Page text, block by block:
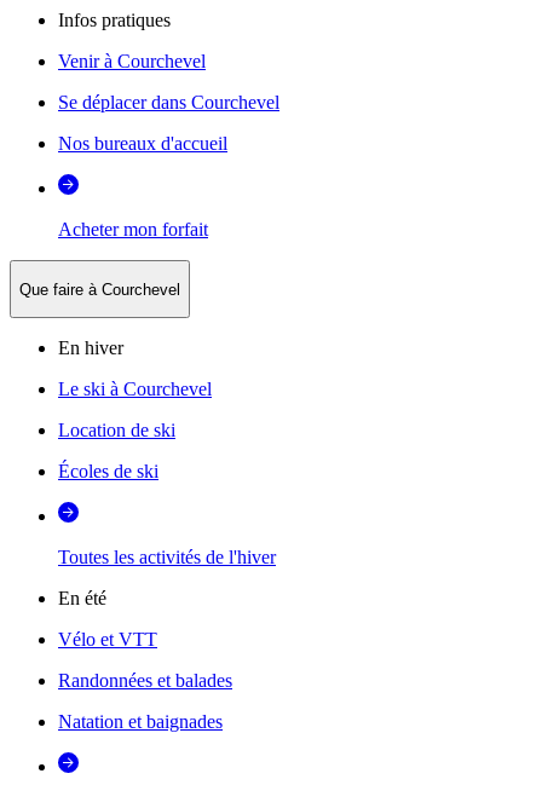
Infos pratiques
Venir à Courchevel
Se déplacer dans Courchevel
Nos bureaux d'accueil
Acheter mon forfait
Que faire à Courchevel
En hiver
Le ski à Courchevel
Location de ski
Écoles de ski
Toutes les activités de l'hiver
En été
Vélo et VTT
Randonnées et balades
Natation et baignades